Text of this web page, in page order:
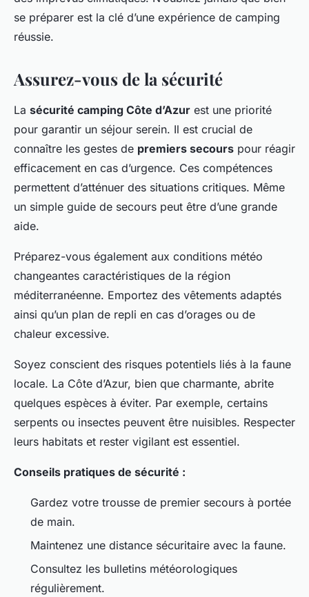
se préparer est la clé d’une expérience de camping
réussie.
Assurez-vous de la sécurité
La sécurité camping Côte d’Azur est une priorité
pour garantir un séjour serein. Il est crucial de
connaître les gestes de premiers secours pour réagir
efficacement en cas d’urgence. Ces compétences
permettent d’atténuer des situations critiques. Même
un simple guide de secours peut être d’une grande
aide.
Préparez-vous également aux conditions météo
changeantes caractéristiques de la région
méditerranéenne. Emportez des vêtements adaptés
ainsi qu’un plan de repli en cas d’orages ou de
chaleur excessive.
Soyez conscient des risques potentiels liés à la faune
locale. La Côte d’Azur, bien que charmante, abrite
quelques espèces à éviter. Par exemple, certains
serpents ou insectes peuvent être nuisibles. Respecter
leurs habitats et rester vigilant est essentiel.
Conseils pratiques de sécurité :
Gardez votre trousse de premier secours à portée
de main.
Maintenez une distance sécuritaire avec la faune.
Consultez les bulletins météorologiques
régulièrement.